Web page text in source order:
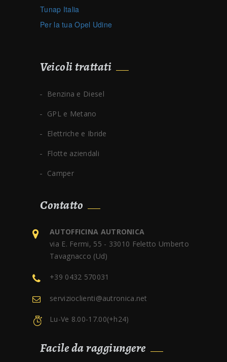
Tunap Italia
Per la tua Opel Udine
Veicoli trattati
Benzina e Diesel
GPL e Metano
Elettriche e Ibride
Flotte aziendali
Camper
Contatto
AUTOFFICINA AUTRONICA
via E. Fermi, 55 - 33010 Feletto Umberto
Tavagnacco (Ud)
+39 0432 570031
servizioclienti@autronica.net
Lu-Ve 8.00-17.00(+h24)
Facile da raggiungere